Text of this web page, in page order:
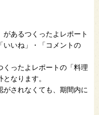
があるつくったよレポート
いいね」・「コメントの
くったよレポートの「料理
なります。
がされなくても、期間内に